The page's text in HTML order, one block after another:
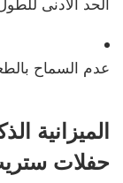
الحد الأدنى للطول 95 سم لدخول منطقة
عدم السماح
حفلات